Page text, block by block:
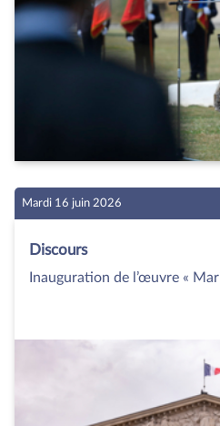
Mardi 16 juin 2026
Discours
Inauguration de l’œuvre «